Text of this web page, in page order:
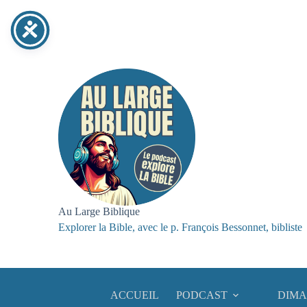
Au Large Biblique
Explorer la Bible, avec le p. François Bessonnet, bibliste
ACCUEIL PODCAST